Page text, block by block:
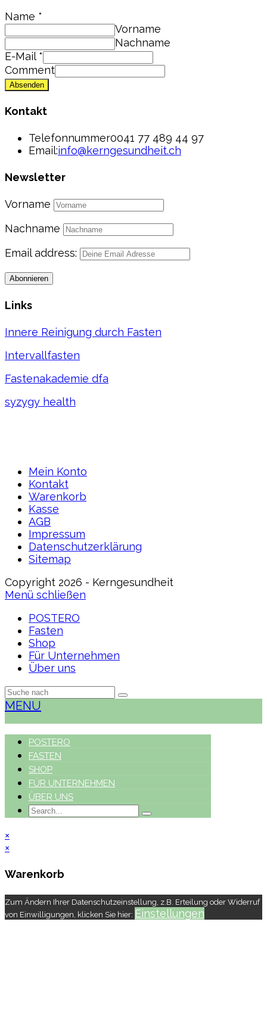
Name *
Vorname
Nachname
E-Mail *
Comment
Absenden
Kontakt
Telefonnummer0041 77 489 44 97
Email:info@kerngesundheit.ch
Newsletter
Vorname
Nachname
Email address:
Links
Innere Reinigung durch Fasten
Intervallfasten
Fastenakademie dfa
syzygy health
Mein Konto
Kontakt
Warenkorb
Kasse
AGB
Impressum
Datenschutzerklärung
Sitemap
Copyright 2026 - Kerngesundheit
Menü schließen
POSTERO
Fasten
Shop
Für Unternehmen
Über uns
MENU
POSTERO
FASTEN
SHOP
FÜR UNTERNEHMEN
ÜBER UNS
×
×
Warenkorb
Zum Ändern Ihrer Datenschutzeinstellung, z.B. Erteilung oder Widerruf
von Einwilligungen, klicken Sie hier: Einstellungen